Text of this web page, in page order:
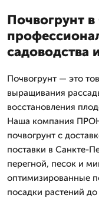
Почвогрунт
садоводства
Почвогрунт — это
выращивания
восстановления
Наша компания
почвогрунт с
поставки в Санкте-
перегной, песок и
оптимизированные
посадки растений